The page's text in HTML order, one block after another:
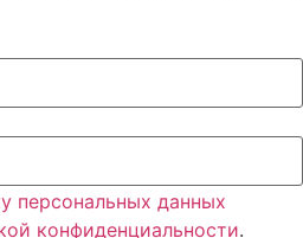
персональных данных
конфиденциальности.